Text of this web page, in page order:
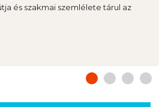
és szakmai szemlélete tárul az